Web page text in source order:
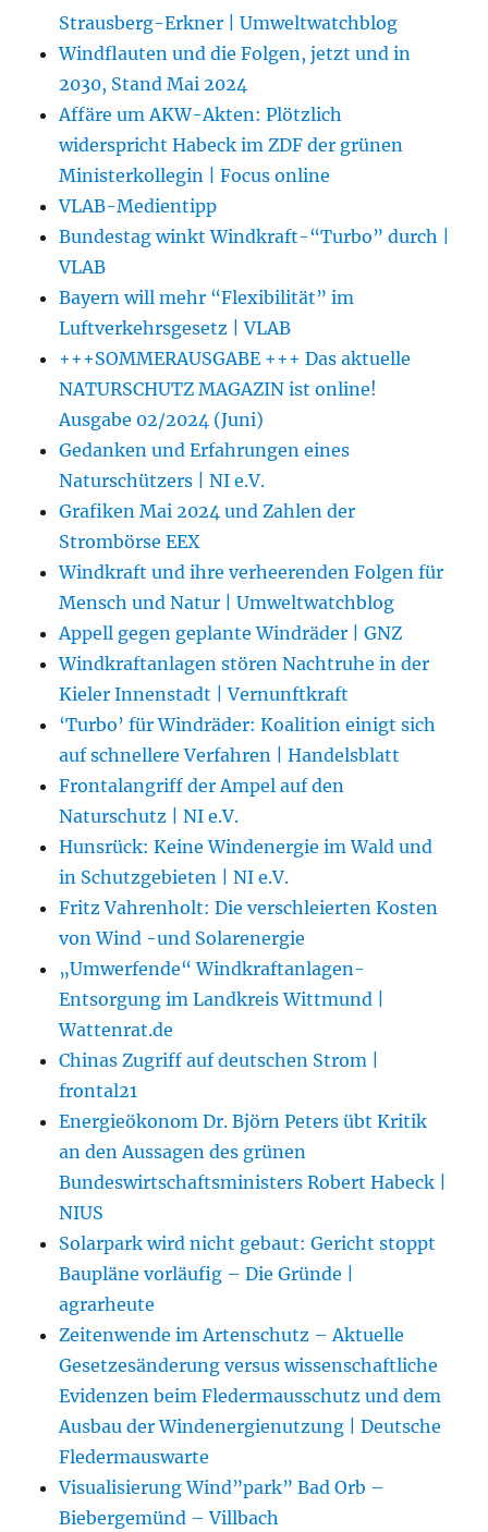
Strausberg-Erkner | Umweltwatchblog
Windflauten und die Folgen, jetzt und in
2030, Stand Mai 2024
Affäre um AKW-Akten: Plötzlich
widerspricht Habeck im ZDF der grünen
Ministerkollegin | Focus online
VLAB-Medientipp
Bundestag winkt Windkraft-“Turbo” durch |
VLAB
Bayern will mehr “Flexibilität” im
Luftverkehrsgesetz | VLAB
+++SOMMERAUSGABE +++ Das aktuelle
NATURSCHUTZ MAGAZIN ist online!
Ausgabe 02/2024 (Juni)
Gedanken und Erfahrungen eines
Naturschützers | NI e.V.
Grafiken Mai 2024 und Zahlen der
Strombörse EEX
Windkraft und ihre verheerenden Folgen für
Mensch und Natur | Umweltwatchblog
Appell gegen geplante Windräder | GNZ
Windkraftanlagen stören Nachtruhe in der
Kieler Innenstadt | Vernunftkraft
‘Turbo’ für Windräder: Koalition einigt sich
auf schnellere Verfahren | Handelsblatt
Frontalangriff der Ampel auf den
Naturschutz | NI e.V.
Hunsrück: Keine Windenergie im Wald und
in Schutzgebieten | NI e.V.
Fritz Vahrenholt: Die verschleierten Kosten
von Wind -und Solarenergie
„Umwerfende“ Windkraftanlagen-
Entsorgung im Landkreis Wittmund |
Wattenrat.de
Chinas Zugriff auf deutschen Strom |
frontal21
Energieökonom Dr. Björn Peters übt Kritik
an den Aussagen des grünen
Bundeswirtschaftsministers Robert Habeck |
NIUS
Solarpark wird nicht gebaut: Gericht stoppt
Baupläne vorläufig – Die Gründe |
agrarheute
Zeitenwende im Artenschutz – Aktuelle
Gesetzesänderung versus wissenschaftliche
Evidenzen beim Fledermausschutz und dem
Ausbau der Windenergienutzung | Deutsche
Fledermauswarte
Visualisierung Wind”park” Bad Orb –
Biebergemünd – Villbach